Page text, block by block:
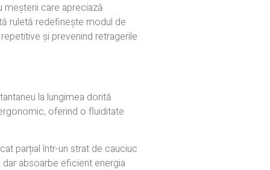
care apreciază
ruletă redefinește modul de
și prevenind retragerile
la lungimea dorită
oferind o fluiditate
parțial într-un strat de cauciuc
absoarbe eficient energia